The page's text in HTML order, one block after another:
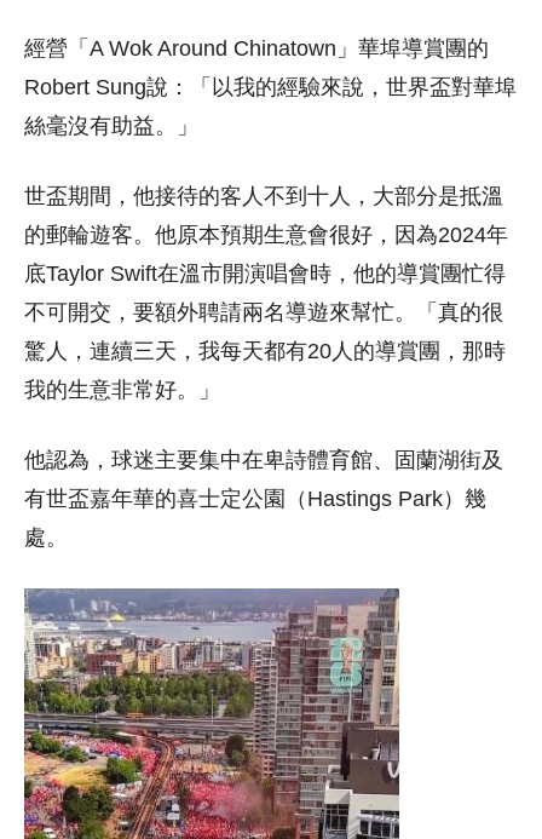
經營「A Wok Around Chinatown」華埠導賞團的
Robert Sung說：「以我的經驗來說，世界盃對華埠
絲毫沒有助益。」
世盃期間，他接待的客人不到十人，大部分是抵溫
的郵輪遊客。他原本預期生意會很好，因為2024年
底Taylor Swift在溫市開演唱會時，他的導賞團忙得
不可開交，要額外聘請兩名導遊來幫忙。「真的很
驚人，連續三天，我每天都有20人的導賞團，那時
我的生意非常好。」
他認為，球迷主要集中在卑詩體育館、固蘭湖街及
有世盃嘉年華的喜士定公園（Hastings Park）幾
處。